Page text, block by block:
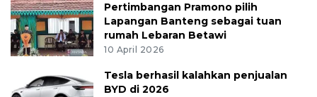
Pertimbangan Pramono pilih
Lapangan Banteng sebagai tuan
rumah Lebaran Betawi
10 April 2026
Tesla berhasil kalahkan penjualan
BYD di 2026